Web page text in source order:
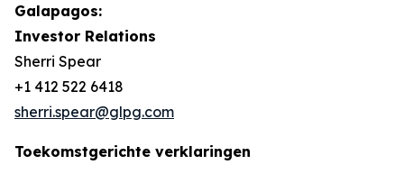
Galapagos:
Investor Relations
Sherri Spear
+1 412 522 6418
sherri.spear@glpg.com
Toekomstgerichte verklaringen